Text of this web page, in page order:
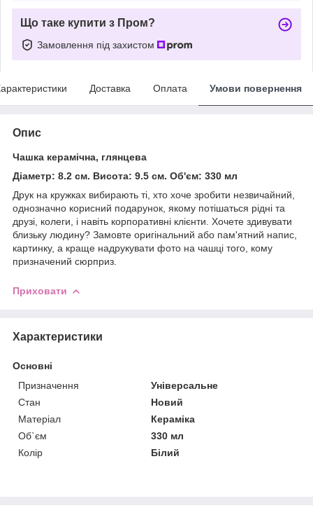
Що таке купити з Пром?
Замовлення під захистом
Доставка Оплата Умови повернення
Опис
Чашка керамічна, глянцева
Діаметр: 8.2 см. Висота: 9.5 см. Об'єм: 330 мл
Друк на кружках вибирають ті, хто хоче зробити незвичайний,
однозначно корисний подарунок, якому потішаться рідні та
друзі, колеги, і навіть корпоративні клієнти. Хочете здивувати
близьку людину? Замовте оригінальний або пам'ятний напис,
картинку, а краще надрукувати фото на чашці того, кому
призначений сюрприз.
Приховати
Характеристики
Основні
Призначення
Універсальне
Стан
Новий
Матеріал
Кераміка
Об`єм
330 мл
Колір
Білий